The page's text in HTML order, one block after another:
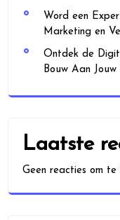
Word een
Marketing en
Ontdek de
Bouw Aan
Laatste
Geen reacties om te